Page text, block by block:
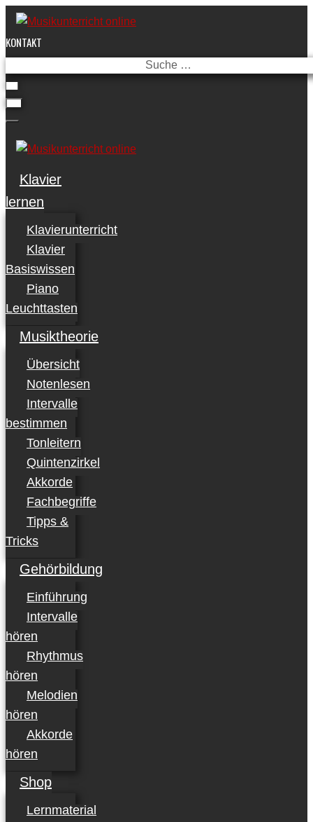
Skip
content
KONTAKT
…
Klavier
lernen
Klavierunterricht
Klavier
Basiswissen
Piano
Leuchttasten
Musiktheorie
Übersicht
Notenlesen
Intervalle
bestimmen
Tonleitern
Quintenzirkel
Akkorde
Fachbegriffe
Tipps &
Tricks
Gehörbildung
Einführung
Intervalle
hören
Rhythmus
hören
Melodien
hören
Akkorde
hören
Shop
Lernmaterial